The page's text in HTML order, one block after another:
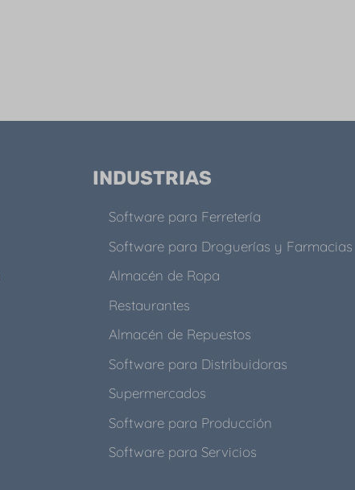
INDUSTRIAS
Software para Ferretería
Software para Droguerías y Farmacias
Almacén de Ropa
Restaurantes
Almacén de Repuestos
Software para Distribuidoras
Supermercados
Software para Producción
Software para Servicios